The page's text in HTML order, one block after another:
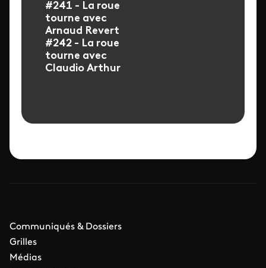
#241 - La roue
tourne avec
Arnaud Revert
#242 - La roue
tourne avec
Claudio Arthur
Communiqués & Dossiers
Grilles
Médias